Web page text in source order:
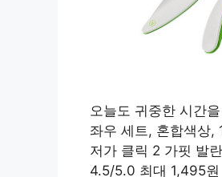
오늘도 귀중한 시간
좌우 세트, 혼합색상
저가 클릭 2 가핏 발
4.5/5.0 최대 1,495